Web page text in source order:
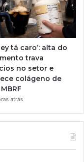
tá caro’: alta do
trava
no setor e
colágeno de
atrás